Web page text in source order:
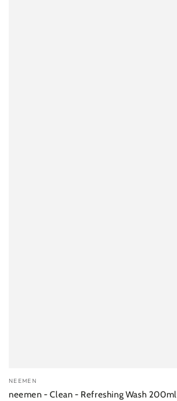
Verkäufer/in:
NEEMEN
neemen - Clean - Refreshing Wash 200ml